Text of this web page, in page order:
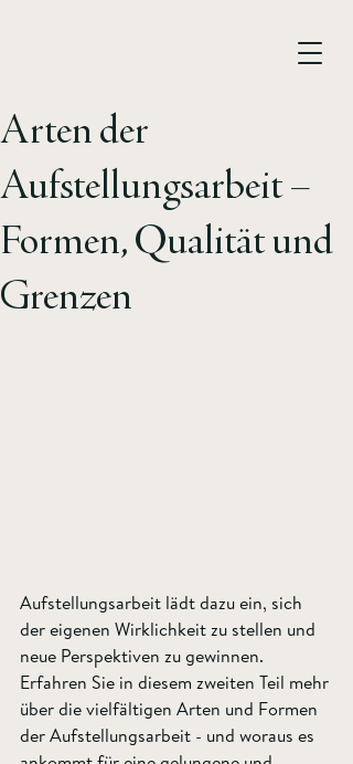
Arten der
Aufstellungsarbeit –
Formen, Qualität und
Grenzen
Aufstellungsarbeit lädt dazu ein, sich
der eigenen Wirklichkeit zu stellen und
neue Perspektiven zu gewinnen.
Erfahren Sie in diesem zweiten Teil mehr
über die vielfältigen Arten und Formen
der Aufstellungsarbeit - und woraus es